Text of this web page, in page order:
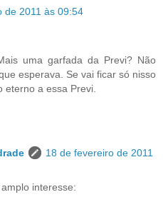
de 2011 às 09:54
uma garfada da Previ? Não
esperava. Se vai ficar só nisso
eterno a essa Previ.
18 de fevereiro de 2011
interesse: